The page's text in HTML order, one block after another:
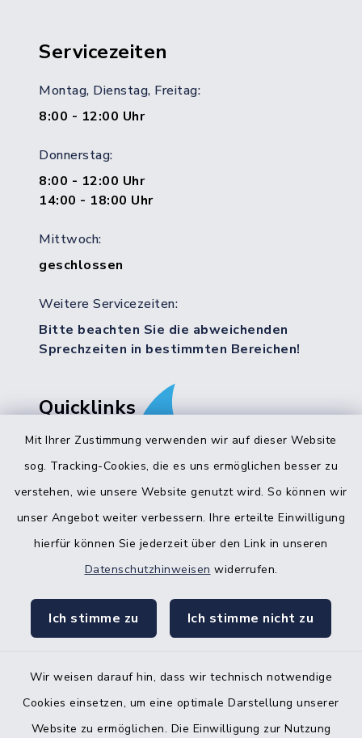
Mit Ihrer Zustimmung verwenden wir auf dieser Website
sog. Tracking-Cookies, die es uns ermöglichen besser zu
verstehen, wie unsere Website genutzt wird. So können wir
unser Angebot weiter verbessern. Ihre erteilte Einwilligung
hierfür können Sie jederzeit über den Link in unseren
Datenschutzhinweisen widerrufen.
Ich stimme zu Ich stimme nicht zu
Wir weisen darauf hin, dass wir technisch notwendige
Cookies einsetzen, um eine optimale Darstellung unserer
Website zu ermöglichen. Die Einwilligung zur Nutzung
Servicezeiten
Montag, Dienstag, Freitag:
8:00 - 12:00 Uhr
Donnerstag:
8:00 - 12:00 Uhr
14:00 - 18:00 Uhr
Mittwoch:
geschlossen
Weitere Servicezeiten:
Bitte beachten Sie die abweichenden
Sprechzeiten in bestimmten Bereichen!
Quicklinks
Bürgerbüro Hohenwestedt
Bürgerbüro Hanerau-Hademarschen
Nebenstelle Padenstedt
Gleichstellungsbüro